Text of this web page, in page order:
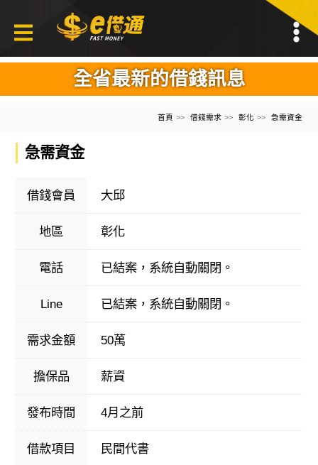
全省最新的借錢訊息
首頁 借錢需求 彰化 急需資金
急需資金
借錢會員 大邱
地區 彰化
電話 已結案，系統自動關閉。
Line 已結案，系統自動關閉。
需求金額 50萬
擔保品 薪資
發布時間 4月之前
借款項目 民間代書